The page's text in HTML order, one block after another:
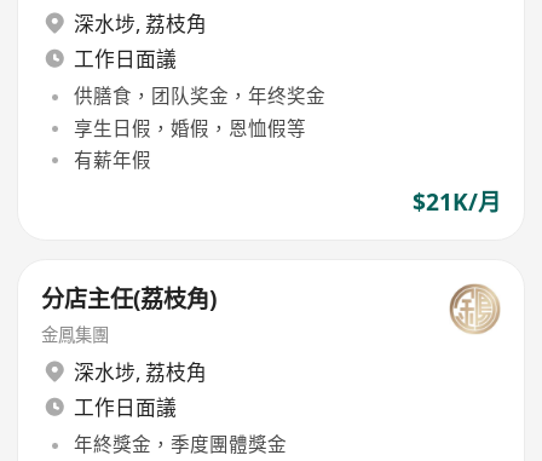
深水埗, 荔枝角
工作日面議
供膳食，团队奖金，年终奖金
享生日假，婚假，恩恤假等
有薪年假
$21K/月
分店主任(荔枝角)
金鳳集團
深水埗, 荔枝角
工作日面議
年終獎金，季度團體獎金